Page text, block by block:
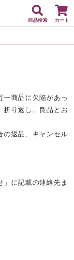
商品検索 カート
一商品に欠陥があっ
折り返し、良品とお
の返品、キャンセル
に記載の連絡先ま